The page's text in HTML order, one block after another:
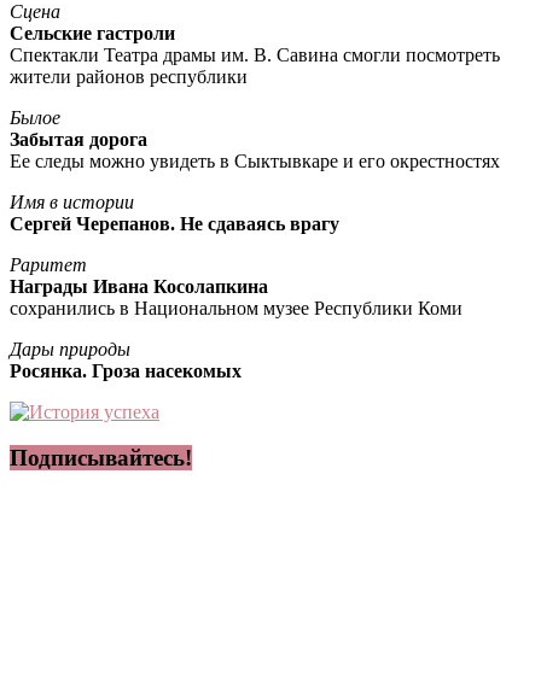
Сцена
Сельские гастроли
Спектакли Театра драмы им. В. Савина смогли посмотреть
жители районов республики
Былое
Забытая дорога
Ее следы можно увидеть в Сыктывкаре и его окрестностях
Имя в истории
Сергей Черепанов. Не сдаваясь врагу
Раритет
Награды Ивана Косолапкина
сохранились в Национальном музее Республики Коми
Дары природы
Росянка. Гроза насекомых
Подписывайтесь!